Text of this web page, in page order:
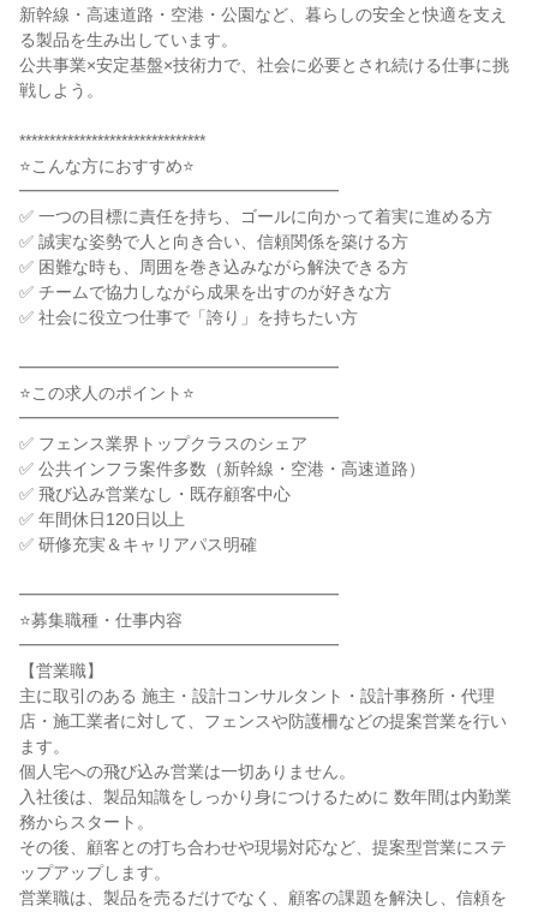
新幹線・高速道路・空港・公園など、暮らしの安全と快適を支え
る製品を生み出しています。
公共事業×安定基盤×技術力で、社会に必要とされ続ける仕事に挑
戦しよう。
*******************************
⭐こんな方におすすめ⭐
━━━━━━━━━━━━━━━━━━━
✅ 一つの目標に責任を持ち、ゴールに向かって着実に進める方
✅ 誠実な姿勢で人と向き合い、信頼関係を築ける方
✅ 困難な時も、周囲を巻き込みながら解決できる方
✅ チームで協力しながら成果を出すのが好きな方
✅ 社会に役立つ仕事で「誇り」を持ちたい方
━━━━━━━━━━━━━━━━━━━
⭐この求人のポイント⭐
━━━━━━━━━━━━━━━━━━━
✅ フェンス業界トップクラスのシェア
✅ 公共インフラ案件多数（新幹線・空港・高速道路）
✅ 飛び込み営業なし・既存顧客中心
✅ 年間休日120日以上
✅ 研修充実＆キャリアパス明確
━━━━━━━━━━━━━━━━━━━
⭐募集職種・仕事内容
━━━━━━━━━━━━━━━━━━━
【営業職】
主に取引のある 施主・設計コンサルタント・設計事務所・代理
店・施工業者に対して、フェンスや防護柵などの提案営業を行い
ます。
個人宅への飛び込み営業は一切ありません。
入社後は、製品知識をしっかり身につけるために 数年間は内勤業
務からスタート。
その後、顧客との打ち合わせや現場対応など、提案型営業にステ
ップアップします。
営業職は、製品を売るだけでなく、顧客の課題を解決し、信頼を